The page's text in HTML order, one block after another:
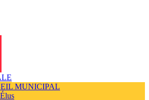
MUNICIPAL